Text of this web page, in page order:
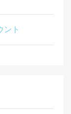
ント